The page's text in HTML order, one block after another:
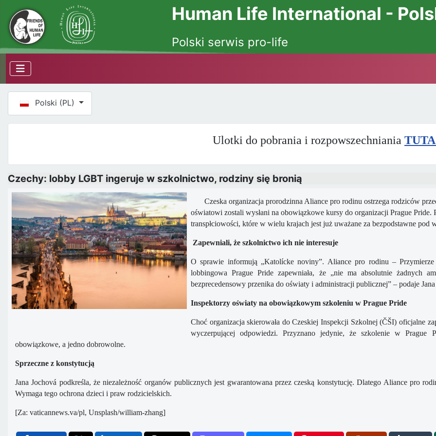
Human Life International -
Polski serwis pro-life
Wybierz swój język
Polski (PL)
Ulotki do pobrania i rozpowszechniania
Czechy: lobby LGBT ingeruje w szkolnictwo, rodziny się bronią
Czeska organizacja prorodzinna Aliance pro rodinu ostrzega rodziców
oświatowi zostali wysłani na obowiązkowe kursy do organizacji Prague
transpłciowości, które w wielu krajach jest już uważane za bezpodstawne
Zapewniali, że szkolnictwo ich nie interesuje
O sprawie informują „Katolícke noviny”. Aliance pro rodinu –
lobbingowa Prague Pride zapewniała, że „nie ma absolutnie żadnych
bezprecedensowy przenika do oświaty i administracji publicznej” – podaje
Inspektorzy oświaty na obowiązkowym szkoleniu w Prague Pride
Choć organizacja skierowała do Czeskiej Inspekcji Szkolnej (ČŠI) oficjalne
wyczerpującej odpowiedzi. Przyznano jedynie, że szkolenie w Prague
obowiązkowe, a jedno dobrowolne.
Sprzeczne z konstytucją
Jana Jochová podkreśla, że niezależność organów publicznych jest gwarantowana przez czeską konstytucję. Dlatego Aliance pro
Wymaga tego ochrona dzieci i praw rodzicielskich.
[Za: vaticannews.va/pl, Unsplash/william-zhang]